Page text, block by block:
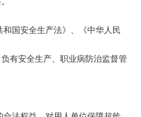
国安全生产法》、《中华人民
有安全生产、职业病防治监督管